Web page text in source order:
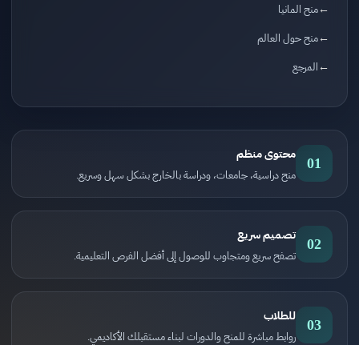
منح المانيا
منح حول العالم
المرجع
01 محتوى منظم
منح دراسية، جامعات، ودراسة بالخارج بشكل سهل وسريع.
02 تصميم سريع
تصفح سريع ومتجاوب للوصول إلى أفضل الفرص التعليمية.
03 للطلاب
روابط مباشرة للمنح والدورات لبناء مستقبلك الأكاديمي.